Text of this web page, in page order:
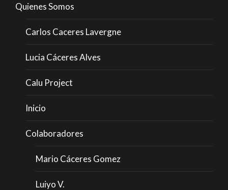
Quienes Somos
Carlos Caceres Lavergne
Lucia Cáceres Alves
Calu Project
Inicio
Colaboradores
Mario Cáceres Gomez
Luiyo V.